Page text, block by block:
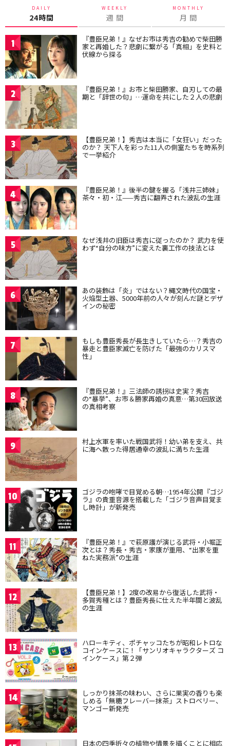
DAILY
24時間
WEEKLY
週 間
MONTHLY
月 間
1 『豊臣兄弟！』なぜお市は秀吉の勧めで柴田勝
家と再婚した？悲劇に繋がる「真相」を史料と
伏線から探る
2 『豊臣兄弟！』お市と柴田勝家、自刃しての最
期と「辞世の句」…運命を共にした２人の悲劇
3 【豊臣兄弟！】秀吉は本当に「女狂い」だった
のか？ 天下人を彩った11人の側室たちを時系列
で一挙紹介
4 『豊臣兄弟！』後半の鍵を握る「浅井三姉妹」
茶々・初・江——秀吉に翻弄された波乱の生涯
5 なぜ浅井の旧臣は秀吉に従ったのか？ 武力を使
わず“自分の味方”に変えた裏工作の技法とは
6 あの装飾は「炎」ではない？縄文時代の国宝・
火焔型土器、5000年前の人々が刻んだ謎とデザ
インの秘密
7 もしも豊臣秀長が長生きしていたら…？秀吉の
暴走と豊臣家滅亡を防げた「最強のカリスマ
性」
8 『豊臣兄弟！』三法師の誘拐は史実？秀吉
の“暴挙”、お市＆勝家再婚の真意…第30回放送
の真相考察
9 村上水軍を率いた戦国武将！幼い弟を支え、共
に海へ散った得居通幸の波乱に満ちた生涯
10 ゴジラの咆哮で目覚める朝…1954年公開『ゴジ
ラ』の貴重音源を搭載した「ゴジラ音声目覚ま
し時計」が新発売
11 『豊臣兄弟！』で萩原護が演じる武将・小堀正
次とは？秀長・秀吉・家康が重用、“出家を重
ねた実務派”の生涯
12 【豊臣兄弟！】2度の改易から復活した武将・
多賀秀種とは？豊臣秀長に仕えた半年間と波乱
の生涯
13 ハローキティ、ポチャッコたちが昭和レトロな
コインケースに！「サンリオキャラクターズ コ
インケース」第２弾
14 しっかり抹茶の味わい、さらに果実の香りも楽
しめる「無糖フレーバー抹茶」ストロベリー、
マンゴー新発売
日本の四季折々の植物や情景を描くことに相応